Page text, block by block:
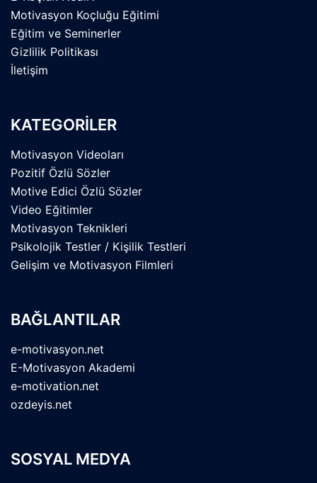
Motivasyon Koçluğu Eğitimi
Eğitim ve Seminerler
Gizlilik Politikası
İletişim
KATEGORİLER
Motivasyon Videoları
Pozitif Özlü Sözler
Motive Edici Özlü Sözler
Video Eğitimler
Motivasyon Teknikleri
Psikolojik Testler / Kişilik Testleri
Gelişim ve Motivasyon Filmleri
BAĞLANTILAR
e-motivasyon.net
E-Motivasyon Akademi
e-motivation.net
ozdeyis.net
SOSYAL MEDYA